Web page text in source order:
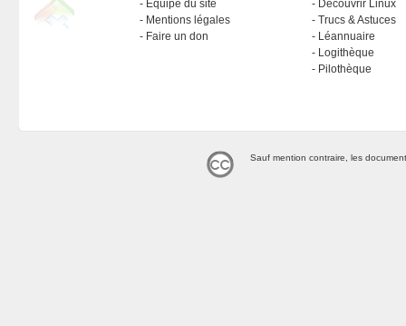
Équipe du site
Mentions légales
Faire un don
Découvrir Linux
Trucs & Astuces
Léannuaire
Logithèque
Pilothèque
Sauf mention contraire, les